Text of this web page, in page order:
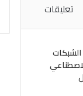
تعليقات